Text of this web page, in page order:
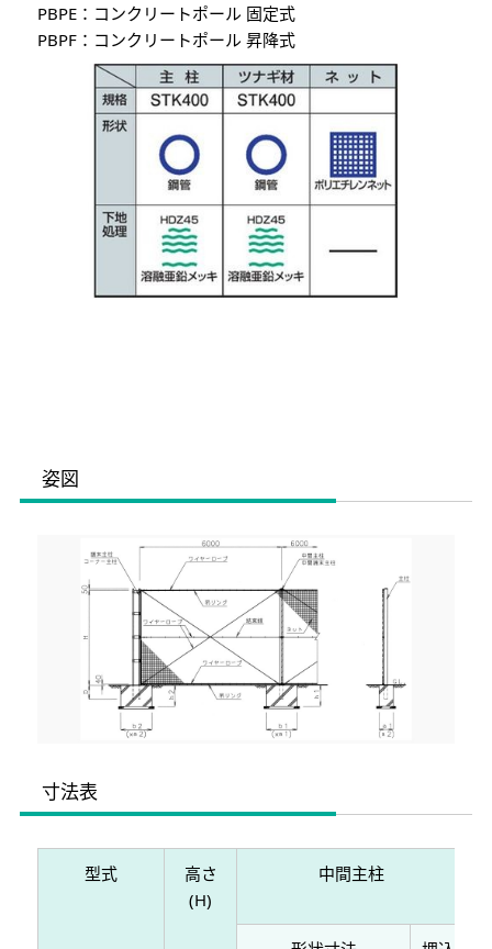
PBPE：コンクリートポール 固定式
PBPF：コンクリートポール 昇降式
姿図
寸法表
型式
高さ
(H)
中間主柱